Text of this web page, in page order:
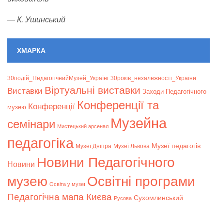
— К. Ушинський
ХМАРКА
30подій_ПедагогічнийМузей_Україні 30років_незалежності_України
Bиставки Віртуальні виставки Заходи Педагогічного
музею Конференції Конференції та
семінари Мистецький арсенал Музейна
педагогіка Музеї Дніпра Музеї Львова Музеї педагогів
Новини Новини Педагогічного
музею Освіта у музеї Освітні програми
Педагогічна мапа Києва Русова Сухомлинський